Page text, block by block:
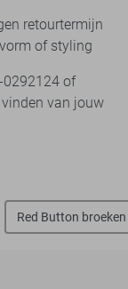
retourtermijn
of styling
0292124 of
van jouw
Red Button broeken